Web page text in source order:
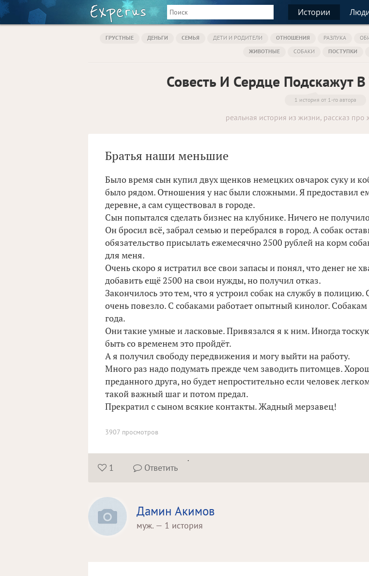
Истории
ГРУСТНЫЕ ДЕНЬГИ СЕМЬЯ ДЕТИ И РОДИТЕЛИ ОТНОШЕНИЯ РАЗЛУКА
ЖИВОТНЫЕ
СОБАКИ ПОСТУПКИ
Совесть И Сердце Подскажут
1 история от 1-го автора
реальная история из жизни, рассказ
Братья наши меньшие
Было время сын купил двух щенков немецких овчарок суку и
было рядом. Отношения у нас были сложными. Я предоставил
деревне, а сам существовал в городе.
Сын попытался сделать бизнес на клубнике. Ничего не
Он бросил всё, забрал семью и перебрался в город. А собак
обязательство присылать ежемесячно 2500 рублей на корм
для меня.
Очень скоро я истратил все свои запасы и понял, что денег не
добавить ещё 2500 на свои нужды, но получил отказ.
Закончилось это тем, что я устроил собак на службу в
очень повезло. С собаками работает опытный кинолог. Собакам
года.
Они такие умные и ласковые. Привязался я к ним. Иногда
быть со временем это пройдёт.
А я получил свободу передвижения и могу выйти на работу.
Много раз надо подумать прежде чем заводить питомцев.
преданного друга, но будет непростительно если человек
такой важный шаг и потом предал.
Прекратил с сыном всякие контакты. Жадный мерзавец!
3907 просмотров
 1  Ответить
.
Дамин Акимов
муж. — 1 история